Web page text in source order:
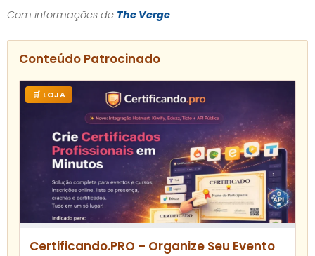
Com informações de The Verge
Conteúdo Patrocinado
🛒 LOJA
Certificando.PRO – Organize Seu Evento